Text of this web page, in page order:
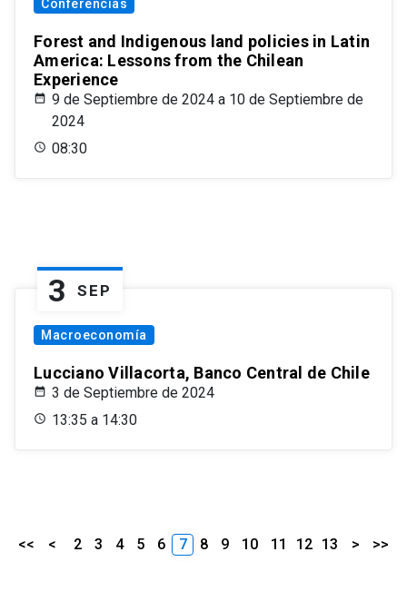
Conferencias
Forest and Indigenous land policies in Latin
America: Lessons from the Chilean
Experience
9 de Septiembre de 2024 a 10 de Septiembre de
2024
08:30
3 SEP
Macroeconomía
Lucciano Villacorta, Banco Central de Chile
3 de Septiembre de 2024
13:35 a 14:30
<< < 2 3 4 5 6 7 8 9 10 11 12 13 > >>